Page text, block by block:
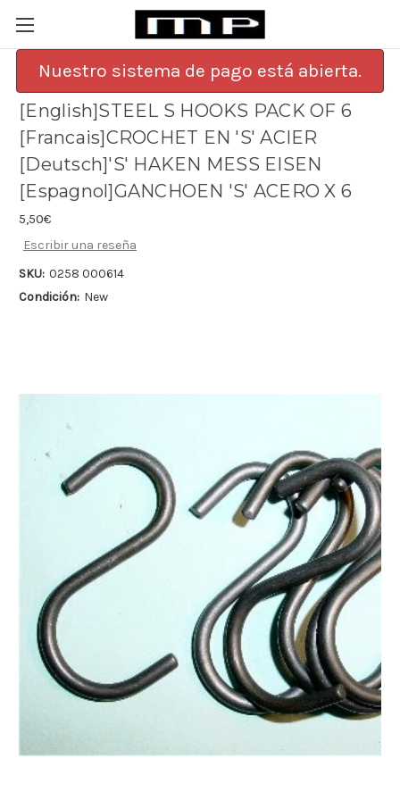
Nuestro sistema de pago está abierta.
[English]STEEL S HOOKS PACK OF 6
[Francais]CROCHET EN 'S' ACIER
[Deutsch]'S' HAKEN MESS EISEN
[Espagnol]GANCHOEN 'S' ACERO X 6
5,50€
Escribir una reseña
SKU: 0258 000614
Condición: New